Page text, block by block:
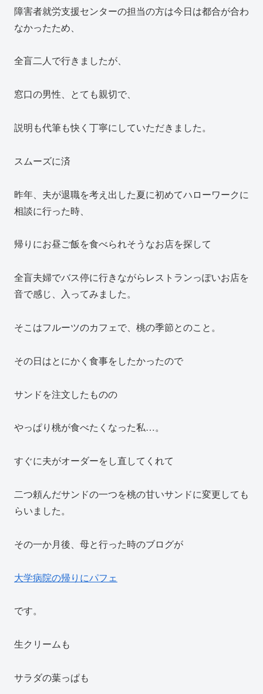
障害者就労支援センターの担当の方は今日は都合が合わ
なかったため、
全盲二人で行きましたが、
窓口の男性、とても親切で、
説明も代筆も快く丁寧にしていただきました。
スムーズに済
昨年、夫が退職を考え出した夏に初めてハローワークに
相談に行った時、
帰りにお昼ご飯を食べられそうなお店を探して
全盲夫婦でバス停に行きながらレストランっぽいお店を
音で感じ、入ってみました。
そこはフルーツのカフェで、桃の季節とのこと。
その日はとにかく食事をしたかったので
サンドを注文したものの
やっぱり桃が食べたくなった私…。
すぐに夫がオーダーをし直してくれて
二つ頼んだサンドの一つを桃の甘いサンドに変更しても
らいました。
その一か月後、母と行った時のブログが
大学病院の帰りにパフェ
です。
生クリームも
サラダの葉っぱも